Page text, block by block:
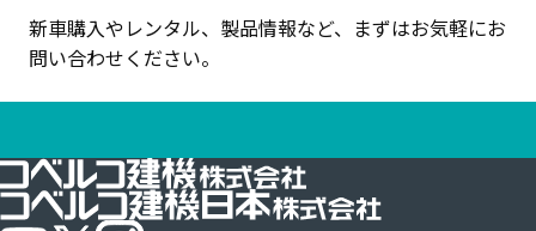
新車購入やレンタル、製品情報など、まずはお気軽にお
問い合わせください。